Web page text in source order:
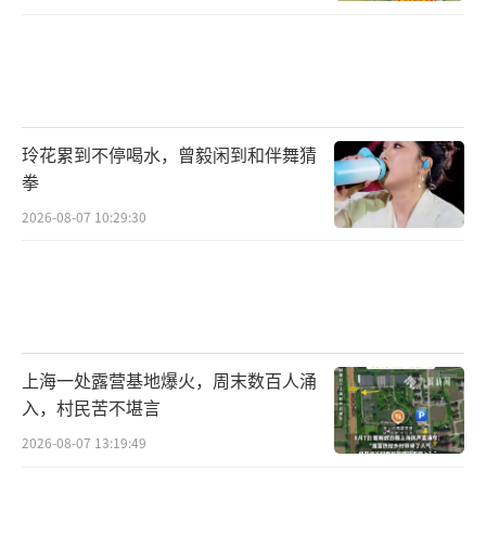
玲花累到不停喝水，曾毅闲到和伴舞猜
拳
2026-08-07 10:29:30
上海一处露营基地爆火，周末数百人涌
入，村民苦不堪言
2026-08-07 13:19:49